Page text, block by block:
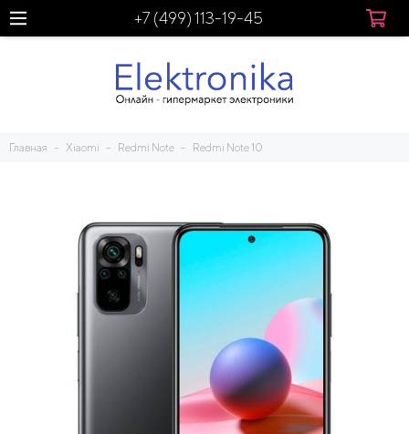
+7 (499) 113-19-45
Главная Xiaomi Redmi Note Redmi Note 10